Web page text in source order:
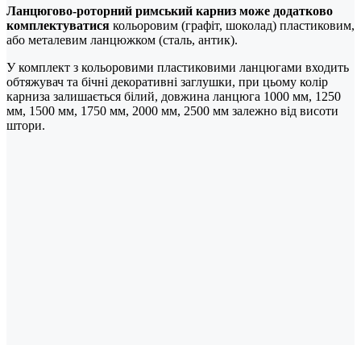
Ланцюгово-роторний римський карниз може додатково
комплектуватися кольоровим (графіт, шоколад) пластиковим,
або металевим ланцюжком (сталь, антик).
У комплект з кольоровими пластиковими ланцюгами входить
обтяжувач та бічні декоративні заглушки, при цьому колір
карниза залишається білий, довжина ланцюга 1000 мм, 1250
мм, 1500 мм, 1750 мм, 2000 мм, 2500 мм залежно від висоти
штори.